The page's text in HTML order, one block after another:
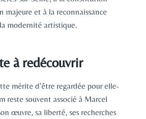
majeure et à la reconnaissance
modernité artistique.
à redécouvrir
mérite d’être regardée pour elle-
reste souvent associé à Marcel
œuvre, sa liberté, ses recherches